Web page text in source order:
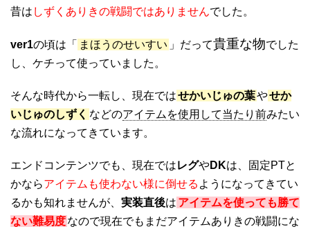
昔は しずくありきの戦闘ではありませんでした。
ver1の頃は「 まほうのせいすい 」だって貴重な物でした
し、ケチって使っていました。
そんな時代から一転し、現在ではせかいじゅの葉やせか
いじゅのしずく などのアイテムを使用して当たり前みたい
な流れになってきています。
エンドコンテンツでも、現在ではレグやDKは、固定PTと
かならアイテムも使わない様に倒せる ようになってきてい
るかも知れませんが、 実装直後は アイテムを使っても勝て
ない難易度なので現在でもまだアイテムありきの戦闘にな